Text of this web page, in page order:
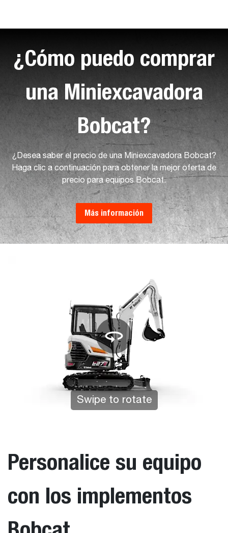
¿Cómo puedo comprar
una Miniexcavadora
Bobcat?
¿Desea saber el precio de una Miniexcavadora Bobcat?
Haga clic a continuación para obtener la mejor oferta de
precio para equipos Bobcat.
Más información
Swipe to rotate
Tap to zoom
Personalice su equipo
con los implementos